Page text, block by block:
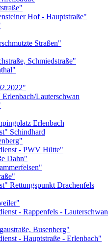
Hof - Hauptstraße"
Straßen"
Schmiedstraße"
Lauterschwan
Erlenbach
Schindhard
- PWV Hütte"
Dahn"
Rettungspunkt Drachenfels
- Rappenfels - Lauterschwan
Busenberg"
- Hauptstraße - Erlenbach"